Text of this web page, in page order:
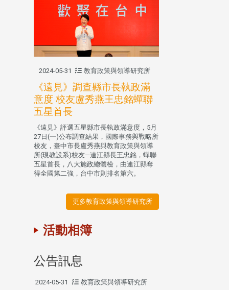
2024-05-31 教育政策與領導研究所
《遠見》調查縣市長執政滿
意度 校友盧秀燕王忠銘蟬聯
五星首長
《遠見》評選五星縣市長執政滿意度，5月
27日(一)公布調查結果，國際事務與戰略所
校友，臺中市長盧秀燕與教育政策與領導
所(現教設系)校友—連江縣長王忠銘，蟬聯
五星首長，八大施政總體檢，由連江縣奪
得全國第二強，台中市則排名第六。
更多教育政策與領導研究所
活動相簿
公告訊息
2024-05-31 教育政策與領導研究所